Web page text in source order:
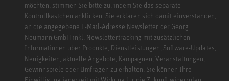
möchten, stimmen Sie bitte zu, indem Sie das separate
Kontrollkästchen anklicken. Sie erklären sich damit einverstanden,
an die angegebene E-Mail-Adresse Newsletter der Georg
Neumann GmbH inkl. Newslettertracking mit zusätzlichen
Informationen über Produkte, Dienstleistungen, Software-Updates,
Neuigkeiten, aktuelle Angebote, Kampagnen, Veranstaltungen,
Gewinnspiele oder Umfragen zu erhalten. Sie können Ihre